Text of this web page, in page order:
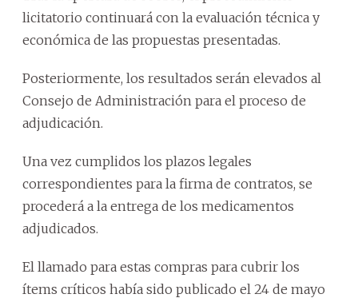
licitatorio continuará con la evaluación técnica y
económica de las propuestas presentadas.
Posteriormente, los resultados serán elevados al
Consejo de Administración para el proceso de
adjudicación.
Una vez cumplidos los plazos legales
correspondientes para la firma de contratos, se
procederá a la entrega de los medicamentos
adjudicados.
El llamado para estas compras para cubrir los
ítems críticos había sido publicado el 24 de mayo